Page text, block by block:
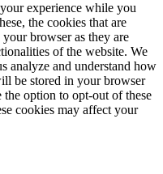
experience while you
the cookies that are
your browser as they are
of the website. We
analyze and understand how
be stored in your browser
option to opt-out of these
cookies may affect your